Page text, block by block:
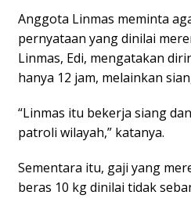
Anggota Linmas meminta
pernyataan yang dinilai
Linmas, Edi, mengatakan
hanya 12 jam, melainkan
“Linmas itu bekerja siang
patroli wilayah,” katanya.
Sementara itu, gaji yang
beras 10 kg dinilai tidak